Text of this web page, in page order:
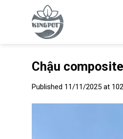
Chậu
Published 11/11/2025 at